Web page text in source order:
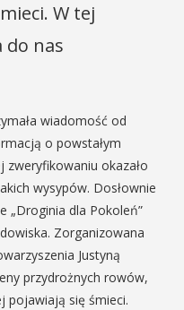
W tej
do nas
wiadomość od
o powstałym
zweryfikowaniu okazało
wysypów. Dosłownie
„Droginia dla Pokoleń”
Zorganizowana
Justyną
przydrożnych rowów,
pojawiają się śmieci.